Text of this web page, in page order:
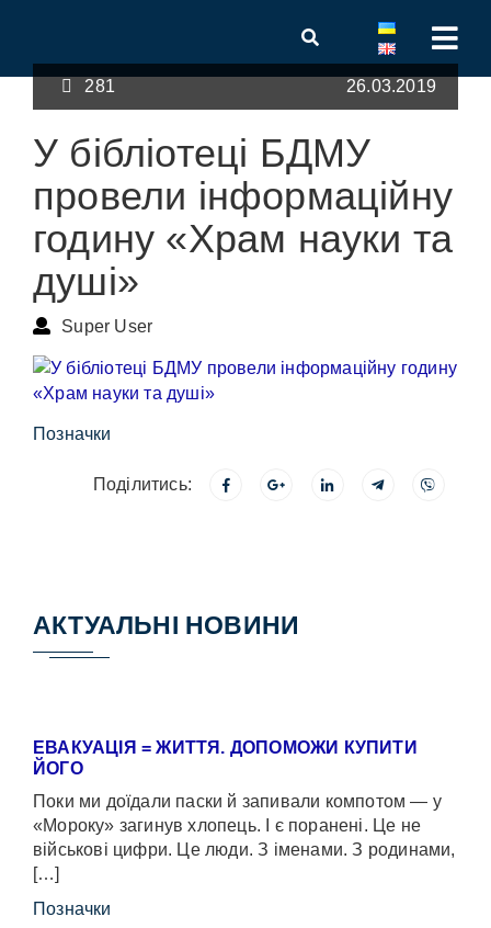
281 26.03.2019
У бібліотеці БДМУ
провели інформаційну
годину «Храм науки та
душі»
Super User
Позначки
Поділитись:
АКТУАЛЬНІ НОВИНИ
ЕВАКУАЦІЯ = ЖИТТЯ. ДОПОМОЖИ КУПИТИ
ЙОГО
Поки ми доїдали паски й запивали компотом — у
«Мороку» загинув хлопець. І є поранені. Це не
військові цифри. Це люди. З іменами. З родинами,
[…]
Позначки